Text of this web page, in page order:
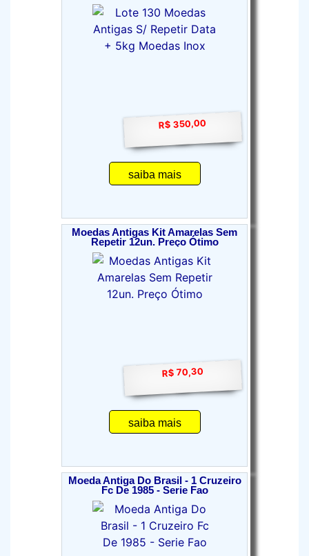
R$ 350,00
saiba mais
Moedas Antigas Kit Amarelas Sem
Repetir 12un. Preço Ótimo
R$ 70,30
saiba mais
Moeda Antiga Do Brasil - 1 Cruzeiro
Fc De 1985 - Serie Fao